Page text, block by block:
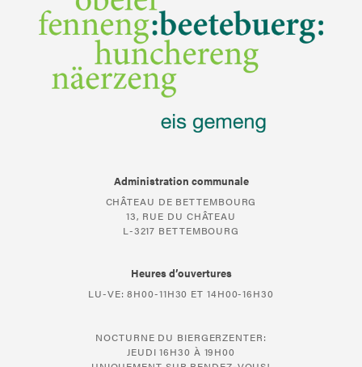
Administration communale
CHÂTEAU DE BETTEMBOURG
13, RUE DU CHÂTEAU
L-3217 BETTEMBOURG
Heures d’ouvertures
LU-VE: 8H00-11H30 ET 14H00-16H30
NOCTURNE DU BIERGERZENTER:
JEUDI 16H30 À 19H00